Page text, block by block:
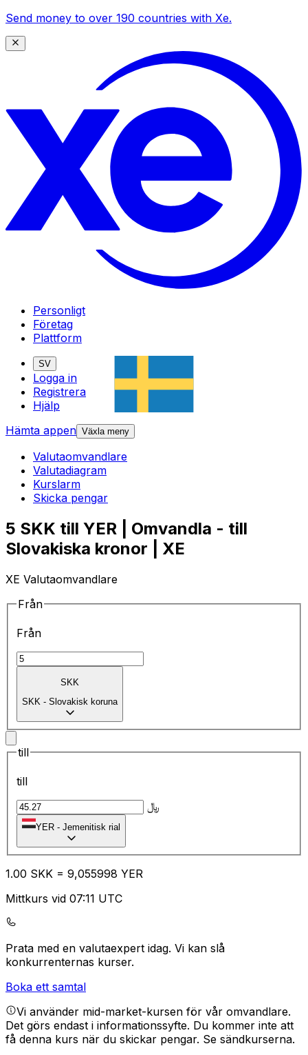
Send money to over 190 countries with Xe.
Personligt
Företag
Plattform
SV
Logga in
Registrera
Hjälp
Hämta appen Växla meny
Valutaomvandlare
Valutadiagram
Kurslarm
Skicka pengar
5 SKK till YER | Omvandla - till
Slovakiska kronor | XE
XE Valutaomvandlare
Från
Från
SKK
SKK - Slovakisk koruna
till
till
﷼
YER - Jemenitisk rial
1.00 SKK = 9,055998 YER
Mittkurs vid 07:11 UTC
Prata med en valutaexpert idag. Vi kan slå
konkurrenternas kurser.
Boka ett samtal
Vi använder mid-market-kursen för vår omvandlare.
Det görs endast i informationssyfte. Du kommer inte att
få denna kurs när du skickar pengar. Se sändkurserna.